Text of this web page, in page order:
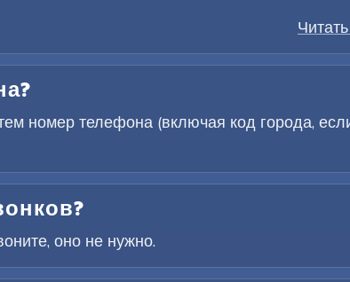
номер телефона (включая код города,
оно не нужно.